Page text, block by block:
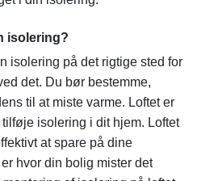
isolering?
isolering på det rigtige sted for
det. Du bør bestemme,
til at miste varme. Loftet er
isolering i dit hjem. Loftet
at spare på dine
hvor din bolig mister det